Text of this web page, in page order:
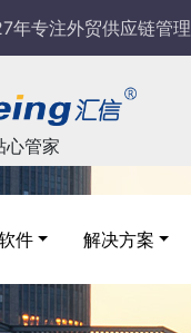
年专注外贸供应链管理
管家
件 解决方案